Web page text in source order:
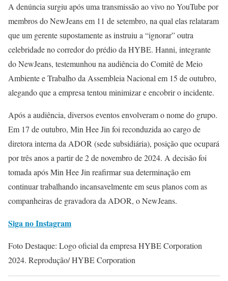
A denúncia surgiu após uma transmissão ao vivo no YouTube por
membros do NewJeans em 11 de setembro, na qual elas relataram
que um gerente supostamente as instruiu a “ignorar” outra
celebridade no corredor do prédio da HYBE. Hanni, integrante
do NewJeans, testemunhou na audiência do Comitê de Meio
Ambiente e Trabalho da Assembleia Nacional em 15 de outubro,
alegando que a empresa tentou minimizar e encobrir o incidente.
Após a audiência, diversos eventos envolveram o nome do grupo.
Em 17 de outubro, Min Hee Jin foi reconduzida ao cargo de
diretora interna da ADOR (sede subsidiária), posição que ocupará
por três anos a partir de 2 de novembro de 2024. A decisão foi
tomada após Min Hee Jin reafirmar sua determinação em
continuar trabalhando incansavelmente em seus planos com as
companheiras de gravadora da ADOR, o NewJeans.
Siga no Instagram
Foto Destaque: Logo oficial da empresa HYBE Corporation
2024. Reprodução/ HYBE Corporation